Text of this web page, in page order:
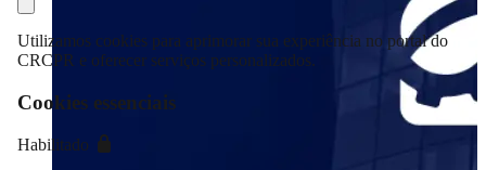
Utilizamos cookies para aprimorar sua experiência no portal do
CRCPR e oferecer serviços personalizados.
Cookies essenciais
Habilitado